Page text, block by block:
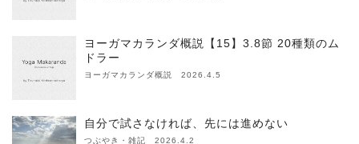
ヨーガマカランダ概説【15】3.8節 20種類のム
ドラー
ヨーガマカランダ概説 2026.4.5
自分で試さなければ、先には進めない
つぶやき・雑記 2026.4.2